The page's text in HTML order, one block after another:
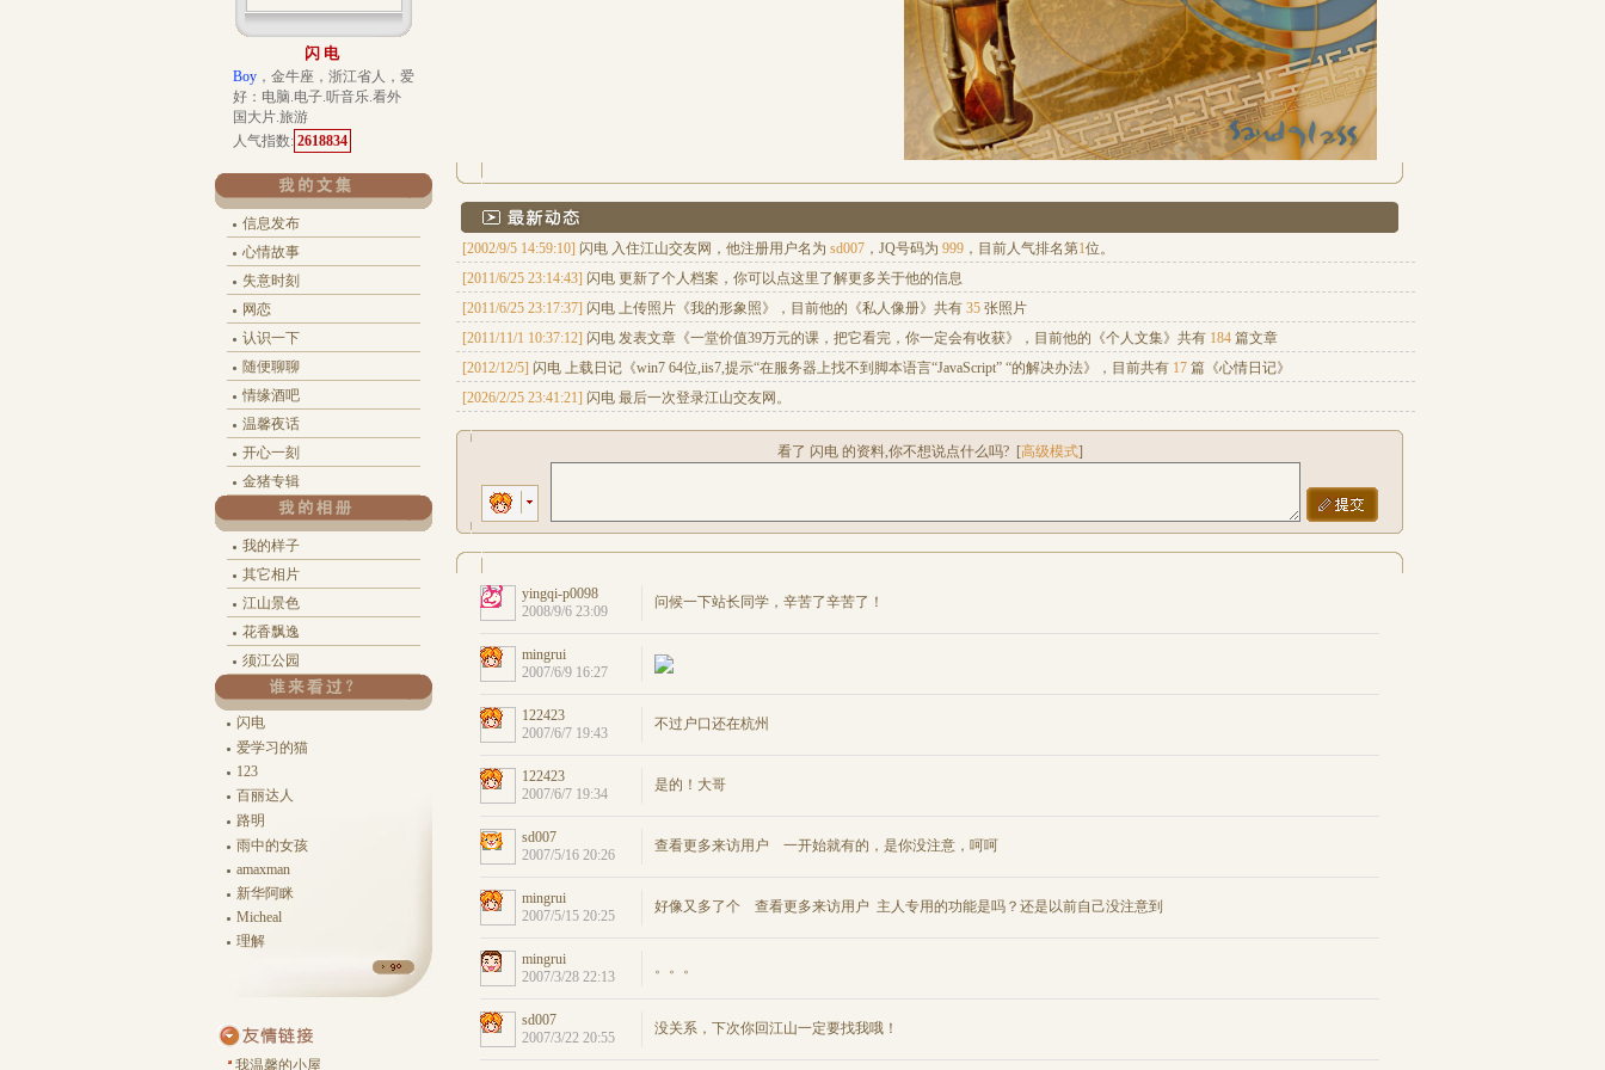
闪电
Boy ，金牛座，浙江省人，爱
好：电脑.电子.听音乐.看外
国大片.旅游
人气指数: 2618834
信息发布
心情故事
失意时刻
网恋
认识一下
随便聊聊
情缘酒吧
温馨夜话
开心一刻
金猪专辑
我的样子
其它相片
江山景色
花香飘逸
须江公园
闪电
爱学习的猫
123
百丽达人
路明
雨中的女孩
amaxman
新华阿眯
Micheal
理解
我温馨的小屋
[2002/9/5 14:59:10] 闪电 入住江山交友网，他注册用户名为 sd007 ，JQ号码为 999 ，目前人气排名第1位。
[2011/6/25 23:14:43] 闪电 更新了个人档案，你可以点这里了解更多关于他的信息
[2011/6/25 23:17:37] 闪电 上传照片《我的形象照》，目前他的《私人像册》共有 35 张照片
[2011/11/1 10:37:12] 闪电 发表文章《一堂价值39万元的课，把它看完，你一定会有收获》，目前他的《个人文集》共有 184 篇文章
[2012/12/5] 闪电 上载日记《win7 64位,iis7,提示“在服务器上找不到脚本语言“JavaScript” “的解决办法》，目前共有 17 篇《心情日记》
[2026/2/25 23:41:21] 闪电 最后一次登录江山交友网。
看了 闪电 的资料,你不想说点什么吗?[高级模式]